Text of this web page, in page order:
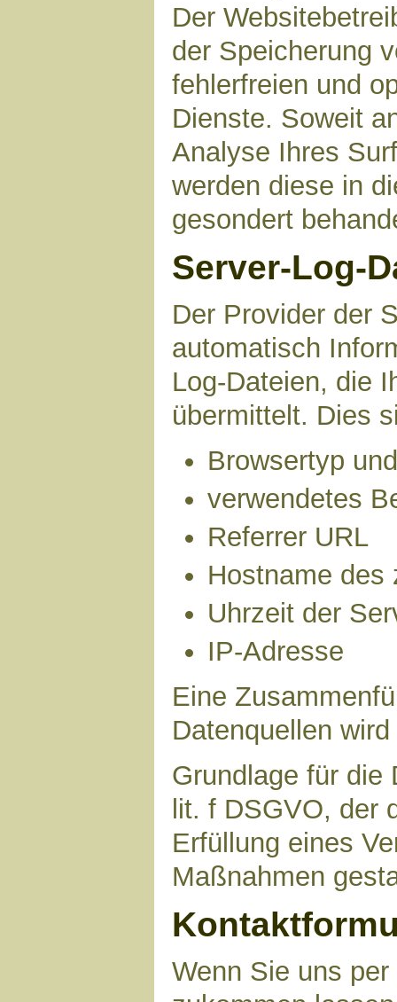
Der
der Speicherung
fehlerfreien und
Dienste. Soweit
Analyse Ihres
werden diese in
gesondert
Server-Log-
Der Provider der
automatisch
Log-Dateien, die
übermittelt. Dies
Browsertyp
verwendetes
Referrer URL
Hostname des
Uhrzeit der
IP-Adresse
Eine
Datenquellen
Grundlage für die
lit. f DSGVO, der
Erfüllung eines
Maßnahmen
Wenn Sie uns